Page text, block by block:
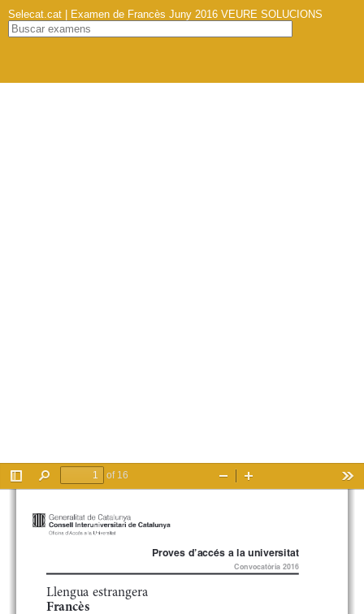
Selecat.cat | Examen de Francès Juny 2016 VEURE SOLUCIONS